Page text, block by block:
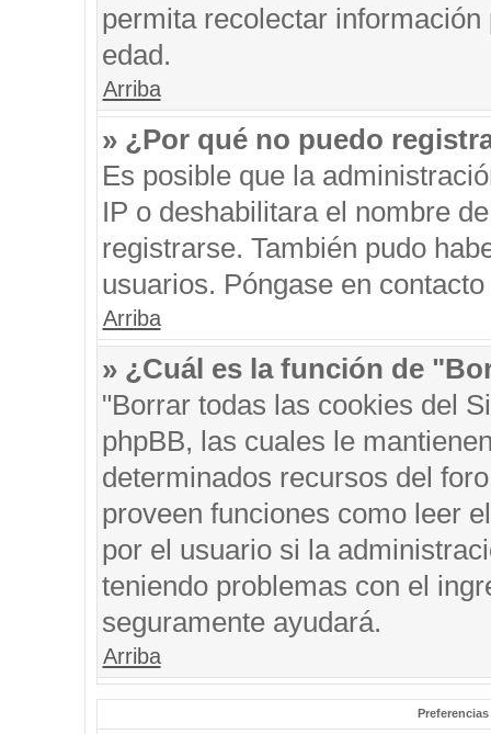
permita recolectar
edad.
Arriba
» ¿Por qué no puedo
Es posible que la
IP o deshabilitara el nombre
registrarse. También pudo
usuarios. Póngase en
Arriba
» ¿Cuál es la función de
"Borrar todas las cookies del
phpBB, las cuales le
determinados recursos del
proveen funciones como leer
por el usuario si la
teniendo problemas con el
seguramente ayudará.
Arriba